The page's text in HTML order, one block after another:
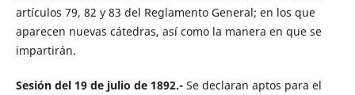
artículos 79, 82 y 83 del Reglamento General; en los que
aparecen nuevas cátedras, así como la manera en que se
impartirán.
Sesión del 19 de julio de 1892.- Se declaran aptos para el